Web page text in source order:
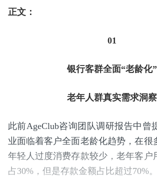
正文：
01
银行客群全面“老龄化”
老年人群真实需求洞察
此前AgeClub咨询团队调研报告中曾
业面临着客户全面老龄化趋势，在很
年轻人过度消费存款较少，老年客户
占30%，但是存款金额占比超过70%。